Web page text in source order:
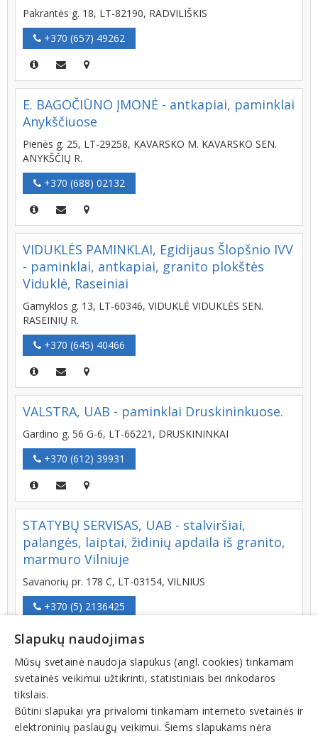
Pakrantės g. 18, LT-82190, RADVILIŠKIS
+370 (657) 49262
E. BAGOČIŪNO ĮMONĖ - antkapiai, paminklai
Anykščiuose
Pienės g. 25, LT-29258, KAVARSKO M. KAVARSKO SEN.
ANYKŠČIŲ R.
+370 (688) 02132
VIDUKLĖS PAMINKLAI, Egidijaus Šlopšnio IVV
- paminklai, antkapiai, granito plokštės
Viduklė, Raseiniai
Gamyklos g. 13, LT-60346, VIDUKLĖ VIDUKLĖS SEN.
RASEINIŲ R.
+370 (645) 40466
VALSTRA, UAB - paminklai Druskininkuose.
Gardino g. 56 G-6, LT-66221, DRUSKININKAI
+370 (612) 39931
STATYBŲ SERVISAS, UAB - stalviršiai,
palangės, laiptai, židinių apdaila iš granito,
marmuro Vilniuje
Savanorių pr. 178 C, LT-03154, VILNIUS
+370 (5) 2136425
ALGIMANTO PUOLIO ĮMONĖ
Paminklų gamyba, gaminiai iš granito
J. Tumo-Vaižganto g. 32, (buvusio malūno patalpose), LT-
29351, SVĖDASAI SVĖDASŲ SEN. ANYKŠČIŲ R.
Slapukų naudojimas
Mūsų svetainė naudoja slapukus (angl. cookies) tinkamam
svetainės veikimui užtikrinti, statistiniais bei rinkodaros
tikslais.
Būtini slapukai yra privalomi tinkamam interneto svetainės ir
elektroninių paslaugų veikimui. Šiems slapukams nėra